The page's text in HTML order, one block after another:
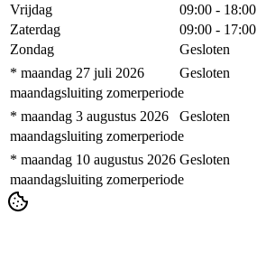
Vrijdag
09:00 - 18:00
Zaterdag
09:00 - 17:00
Zondag
Gesloten
* maandag 27 juli 2026
Gesloten
maandagsluiting zomerperiode
* maandag 3 augustus 2026
Gesloten
maandagsluiting zomerperiode
* maandag 10 augustus 2026 Gesloten
maandagsluiting zomerperiode